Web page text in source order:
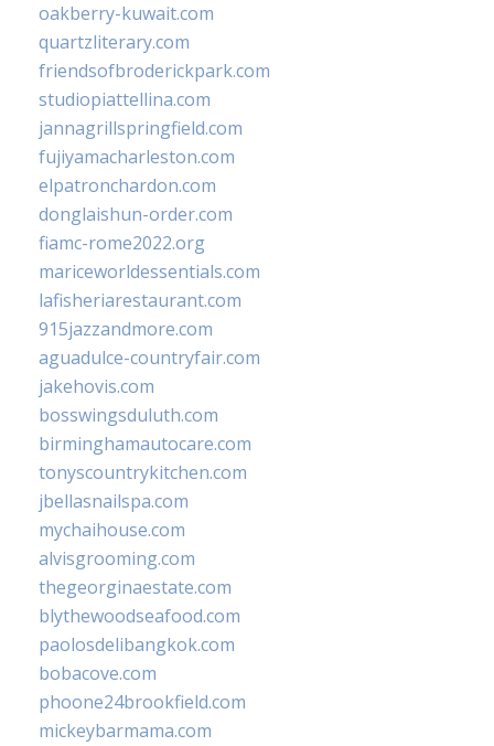
oakberry-kuwait.com
quartzliterary.com
friendsofbroderickpark.com
studiopiattellina.com
jannagrillspringfield.com
fujiyamacharleston.com
elpatronchardon.com
donglaishun-order.com
fiamc-rome2022.org
mariceworldessentials.com
lafisheriarestaurant.com
915jazzandmore.com
aguadulce-countryfair.com
jakehovis.com
bosswingsduluth.com
birminghamautocare.com
tonyscountrykitchen.com
jbellasnailspa.com
mychaihouse.com
alvisgrooming.com
thegeorginaestate.com
blythewoodseafood.com
paolosdelibangkok.com
bobacove.com
phoone24brookfield.com
mickeybarmama.com